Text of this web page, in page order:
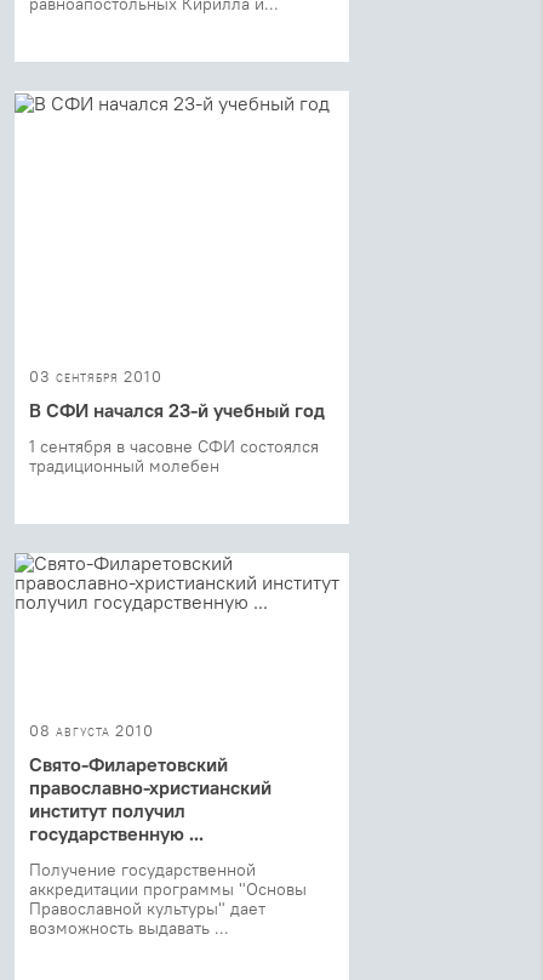
03 сентября 2010
В СФИ начался 23-й учебный год
1 сентября в часовне СФИ состоялся
традиционный молебен
08 августа 2010
Свято-Филаретовский
православно-христианский
институт получил
государственную ...
Получение государственной
аккредитации программы "Основы
Православной культуры" дает
возможность выдавать ...